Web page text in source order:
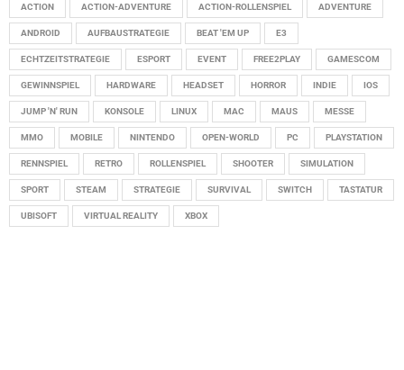
ACTION ACTION-ADVENTURE ACTION-ROLLENSPIEL ADVENTURE
ANDROID AUFBAUSTRATEGIE BEAT 'EM UP E3
ECHTZEITSTRATEGIE ESPORT EVENT FREE2PLAY GAMESCOM
GEWINNSPIEL HARDWARE HEADSET HORROR INDIE IOS
JUMP 'N' RUN KONSOLE LINUX MAC MAUS MESSE
MMO MOBILE NINTENDO OPEN-WORLD PC PLAYSTATION
RENNSPIEL RETRO ROLLENSPIEL SHOOTER SIMULATION
SPORT STEAM STRATEGIE SURVIVAL SWITCH TASTATUR
UBISOFT VIRTUAL REALITY XBOX